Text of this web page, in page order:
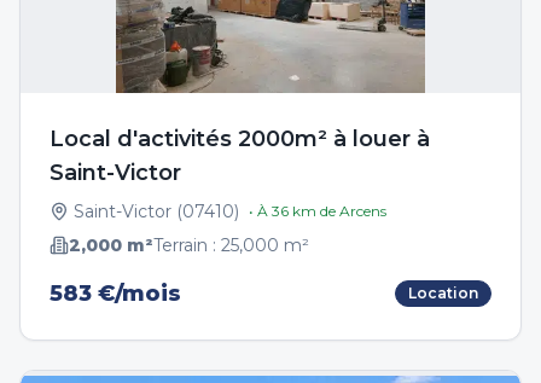
Local d'activités 2000m² à louer à
Saint-Victor
Saint-Victor (07410) • À 36 km de Arcens
2,000 m²Terrain : 25,000 m²
583 €/mois Location